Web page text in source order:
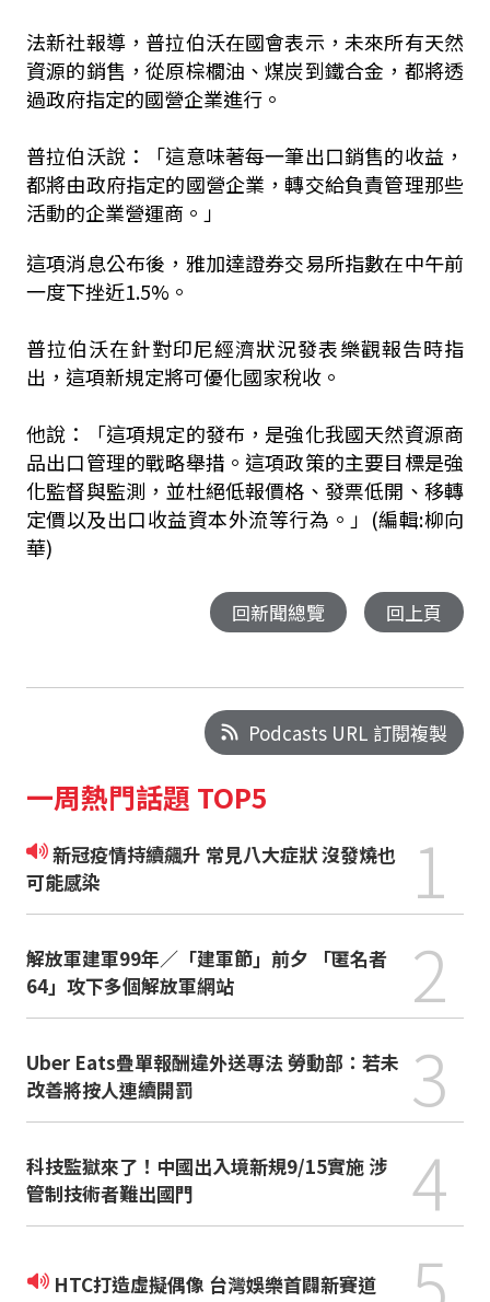
法新社報導，普拉伯沃在國會表示，未來所有天然
資源的銷售，從原棕櫚油、煤炭到鐵合金，都將透
過政府指定的國營企業進行。
普拉伯沃說：「這意味著每一筆出口銷售的收益，
都將由政府指定的國營企業，轉交給負責管理那些
活動的企業營運商。」
這項消息公布後，雅加達證券交易所指數在中午前
一度下挫近1.5%。
普拉伯沃在針對印尼經濟狀況發表樂觀報告時指
出，這項新規定將可優化國家稅收。
他說：「這項規定的發布，是強化我國天然資源商
品出口管理的戰略舉措。這項政策的主要目標是強
化監督與監測，並杜絕低報價格、發票低開、移轉
定價以及出口收益資本外流等行為。」(編輯:柳向
華)
回新聞總覽 回上頁
Podcasts URL 訂閱複製
一周熱門話題 TOP5
新冠疫情持續飆升 常見八大症狀 沒發燒也
可能感染
1
解放軍建軍99年／「建軍節」前夕 「匿名者
64」攻下多個解放軍網站
2
Uber Eats疊單報酬違外送專法 勞動部：若未
改善將按人連續開罰
3
科技監獄來了！中國出入境新規9/15實施 涉
管制技術者難出國門
4
HTC打造虛擬偶像 台灣娛樂首闢新賽道